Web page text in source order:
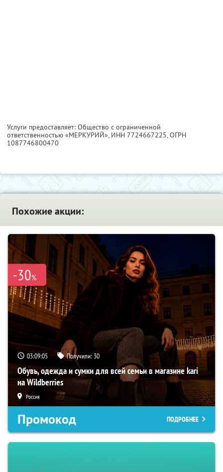
Услуги предоставляет: Oбщество с ограниченной
ответственностью «МЕРКУРИЙ», ИНН 7724667225, ОГРН
1087746800470
Похожие акции:
-30%
03:09:04 Получили: 30
Обувь, одежда и сумки для всей семьи в магазине kari
на Wildberries
Россия
Промокод ПОДРОБНЕЕ